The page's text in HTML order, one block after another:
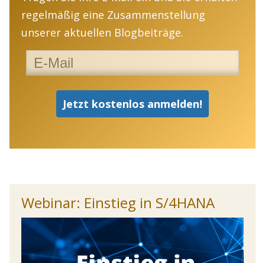
regelmäßig eine Zusammenstellung
unserer aktuellen Blogbeiträge.
Webinar: Einstieg in S/4HANA